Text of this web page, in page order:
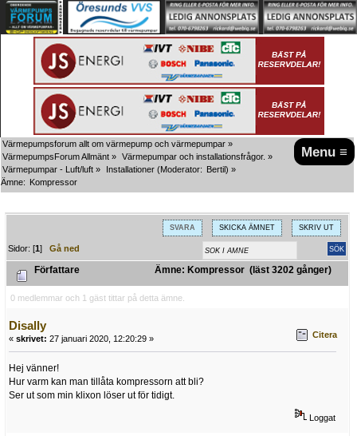
Menu ≡
Värmepumpsforum allt om värmepump och värmepumpar »
VärmepumpsForum Allmänt » Värmepumpar och installationsfrågor. »
Värmepumpar - Luft/luft » Installationer (Moderator: Bertil) »
Ämne: Kompressor
SVARA SKICKA ÄMNET SKRIV UT
Sidor: [1]Gå ned
Författare Ämne: Kompressor (läst 3202 gånger)
0 medlemmar och 1 gäst tittar på detta ämne.
Disally
« skrivet: 27 januari 2020, 12:20:29 » Citera
Hej vänner!
Hur varm kan man tillåta kompressorn att bli?
Ser ut som min klixon löser ut för tidigt.
Loggat